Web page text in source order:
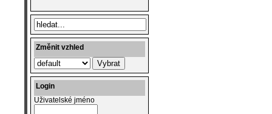
Změnit vzhled
Login
Uživatelské jméno